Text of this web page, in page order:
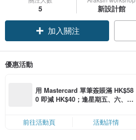
5 新設計館
加入關注
優惠活動
用 Mastercard 單筆簽賬滿 HK$58
0 即減 HK$40；逢星期五、六、日
卡」結帳）
前往活動頁 活動詳情